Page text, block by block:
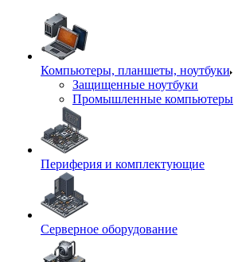
Компьютеры, планшеты, ноутбуки
Защищенные ноутбуки
Промышленные компьютеры
Периферия и комплектующие
Серверное оборудование